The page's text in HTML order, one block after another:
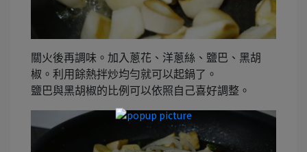
關火後再調味。加入蔥花、洋蔥絲、鹽巴、黑胡
椒。利用餘熱拌炒均勻就可以起鍋了。
鹽巴與黑胡椒的比例可以依照自己喜好調整。